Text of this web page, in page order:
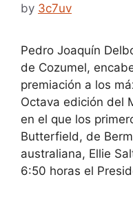
by 3c7uv
Pedro Joaquín
de Cozumel,
premiación a los
Octava edición del
en el que los
Butterfield, de
australiana, Ellie
6:50 horas el